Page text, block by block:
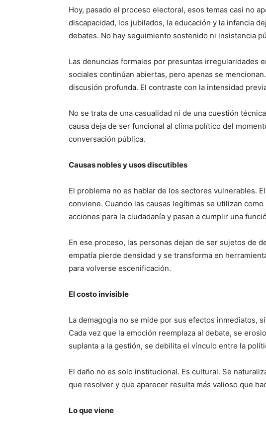
Hoy, pasado el proceso electoral, esos temas casi no
discapacidad, los jubilados, la educación y la infancia
debates. No hay seguimiento sostenido ni insistencia
Las denuncias formales por presuntas irregularidades
sociales continúan abiertas, pero apenas se
discusión profunda. El contraste con la intensidad
No se trata de una casualidad ni de una cuestión
causa deja de ser funcional al clima político del
conversación pública.
Causas nobles y usos discutibles
El problema no es hablar de los sectores vulnerables.
conviene. Cuando las causas legítimas se utilizan
acciones para la ciudadanía y pasan a cumplir una
En ese proceso, las personas dejan de ser sujetos de
empatía pierde densidad y se transforma en
para volverse escenificación.
El costo invisible
La demagogia no se mide por sus efectos inmediatos,
Cada vez que la emoción reemplaza al debate, se
suplanta a la gestión, se debilita el vínculo entre la
El daño no es solo institucional. Es cultural. Se
que resolver y que aparecer resulta más valioso que
Lo que viene